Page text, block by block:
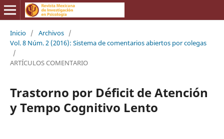
Inicio / Archivos /
Vol. 8 Núm. 2 (2016): Sistema de comentarios abiertos por colegas
/
ARTÍCULOS COMENTARIO
Trastorno por Déficit de Atención
y Tempo Cognitivo Lento